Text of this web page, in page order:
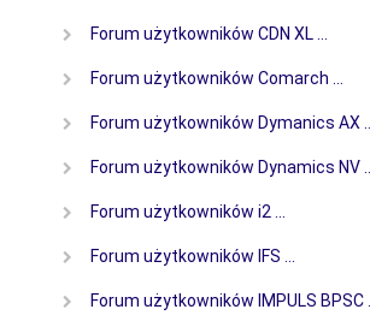
Forum użytkowników CDN XL …
Forum użytkowników Comarch …
Forum użytkowników Dymanics AX …
Forum użytkowników Dynamics NV …
Forum użytkowników i2 …
Forum użytkowników IFS …
Forum użytkowników IMPULS BPSC …